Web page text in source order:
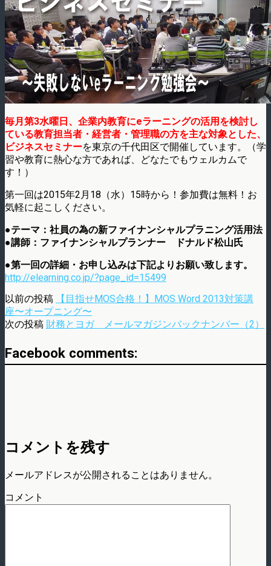
毎月第3水曜日、企業内教育にeラーニングの活用を検討し
ている教育担当者・経営者・管理職の方を主な対象とした、
ビジネスセミナーを東京の千代田区で開催しています。（学
習や教育に熱心な方であれば、どなたでもウェルカムで
す！）
第一回は2015年2月18（水）15時から！参加費は無料！お
気軽に起こしください。
●テーマ：社員の為の新ファイナンシャルプラニング活用法
●講師：ファイナンシャルプランナー ドナルド松山氏
●第一回の詳細・お申し込みは下記よりお願い致します。
http://elearning.co.jp/?page_id=15499
以前の投稿
【目指せMOS合格！】MOS Word 2013対策講
座〜オープニング〜
次の投稿 財務とヨガ メールマガジンバックナンバー（2）
Facebook comments:
コメントを残す
メールアドレスが公開されることはありません。
コメント